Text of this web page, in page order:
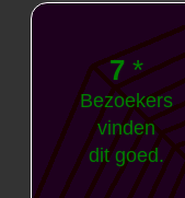
7*
Bezoekers
vinden
dit goed.